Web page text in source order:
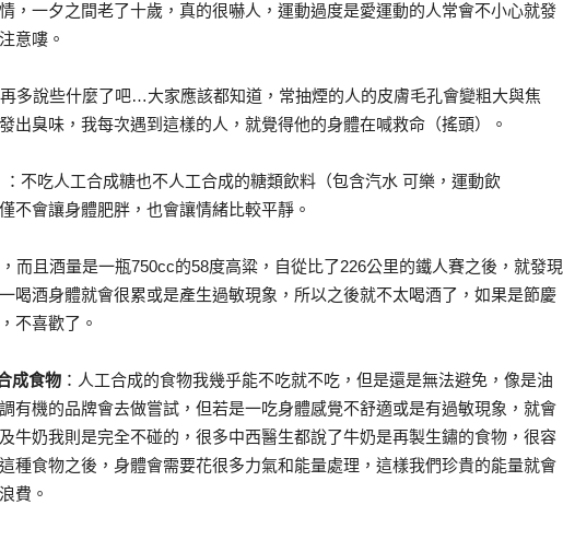
，一夕之間老了十歲，真的很嚇人，運動過度是愛運動的人常會不小心就發
意嘍。
多說些什麼了吧…大家應該都知道，常抽煙的人的皮膚毛孔會變粗大與焦
出臭味，我每次遇到這樣的人，就覺得他的身體在喊救命（搖頭）。
：不吃人工合成糖也不人工合成的糖類飲料（包含汽水 可樂，運動飲
不會讓身體肥胖，也會讓情緒比較平靜。
而且酒量是一瓶750cc的58度高粱，自從比了226公里的鐵人賽之後，就發現
喝酒身體就會很累或是產生過敏現象，所以之後就不太喝酒了，如果是節慶
不喜歡了。
成食物 ：人工合成的食物我幾乎能不吃就不吃，但是還是無法避免，像是油
有機的品牌會去做嘗試，但若是一吃身體感覺不舒適或是有過敏現象，就會
牛奶我則是完全不碰的，很多中西醫生都說了牛奶是再製生鏽的食物，很容
種食物之後，身體會需要花很多力氣和能量處理，這樣我們珍貴的能量就會
費。